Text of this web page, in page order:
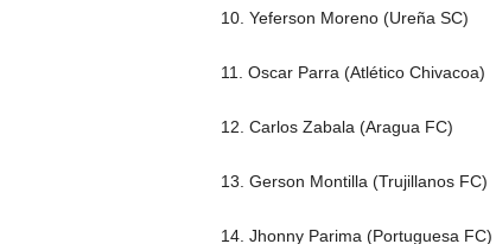
10. Yeferson Moreno (Ureña SC)
11. Oscar Parra (Atlético Chivacoa)
12. Carlos Zabala (Aragua FC)
13. Gerson Montilla (Trujillanos FC)
14. Jhonny Parima (Portuguesa FC)